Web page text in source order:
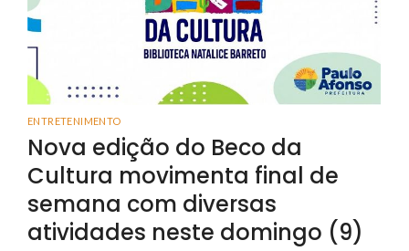
ENTRETENIMENTO
Nova edição do Beco da
Cultura movimenta final de
semana com diversas
atividades neste domingo (9)